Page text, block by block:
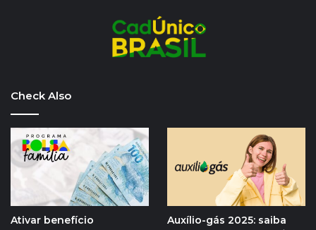
Check Also
Ativar benefício
Auxílio-gás 2025: saiba